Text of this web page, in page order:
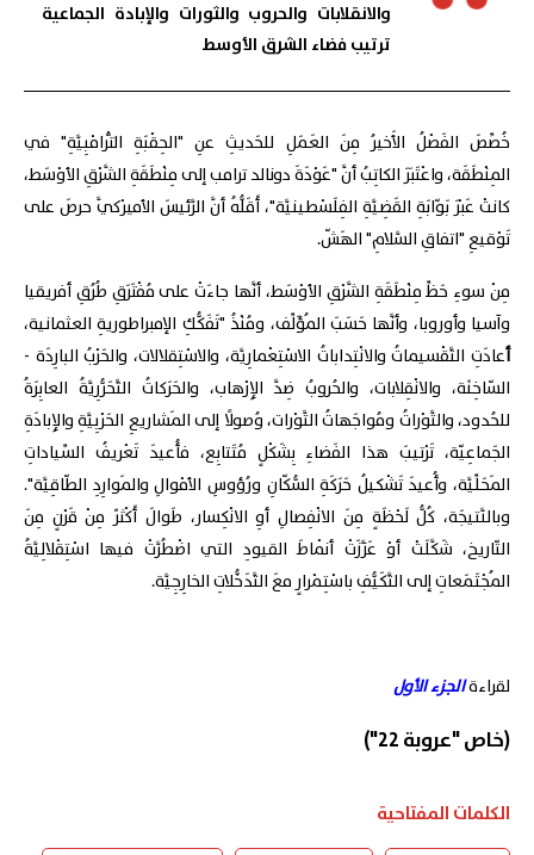
والانقلابات والحروب والثورات والإبادة الجماعية
ترتيب فضاء الشرق الأوسط
خُصِّصَ الفَصْلُ الأَخيرُ مِنَ العَمَلِ للحَديثِ عنِ "الحِقْبَةِ التّْرامْبِيَّةِ" في
المِنْطَقَة، واعْتَبَرَ الكاتِبُ أنَّ "عَوْدَةَ دونالد ترامب إلى مِنْطَقَةِ الشَّرْقِ الأوْسَط،
كانتْ عَبْرَ بَوّابَةِ القَضِيَّةِ الفِلَسْطينيَّة"، أَقَلُّهُ أنَّ الرَّئيسَ الأميرْكيَّ حرصَ على
تَوْقيعِ "اتفاقِ السَّلامِ" الهَشّ.
مِنْ سوءِ حَظِّ مِنْطَقَةِ الشَّرْقِ الأوْسَط، أنَّها جاءَتْ على مُفْتَرَقِ طُرُقِ أفريقيا
وآسيا وأوروبا، وأنَّها حَسَبَ المُؤَلِّف، ومُنْذُ "تَفَكُّكِ الإمبراطوريةِ العثمانية،
أعادَتِ التَّقْسيماتُ والانْتِداباتُ الاسْتِعْمارِيَّة، والاسْتِقلالات، والحَرْبُ البارِدَة -
السّاخِنَة، والانْقِلابات، والحُروبُ ضِدَّ الإِرْهاب، والحَرَكاتُ التَّحَرُّرِيَّةُ العابِرَةُ
للحُدود، والثَّوْراتُ ومُواجَهاتُ الثَّوْرات، وُصولًا إلى المَشاريعِ الحَرْبِيَّةِ والإِبادَةِ
الجَماعِيّة، تَرْتيبَ هذا الفَضاءِ بِشَكْلٍ مُتَتابِع، فأُعيدَ تَعْريفُ السِّياداتِ
المَحَلِّيَّة، وأُعيدَ تَشْكيلُ حَرَكَةِ السُّكّانِ ورُؤوسِ الأمْوالِ والمَوارِدِ الطّاقِيَّة".
وبالنَّتيجَة، كُلُّ لَحْظَةٍ مِنَ الانْفِصالِ أوِ الانْكِسار، طَوالَ أَكْثرََ مِنْ قَرْنٍ مِنَ
التّاريخ، شَكَّلَتْ أوْ عَزَّزَتْ أنْماطَ القيودِ التي اضْطُرَّتْ فيها اسْتِقْلالِيَّةُ
المُجْتَمَعاتِ إلى التَّكَيُّفِ باسْتِمْرارٍ معَ التَّدَخُّلاتِ الخارِجِيَّة.
لقراءةالجزء الأول
(خاص "عروبة 22")
الكلمات المفتاحية